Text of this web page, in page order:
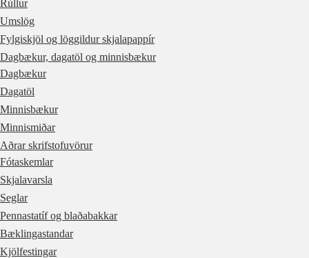
Rúllur
Umslög
Fylgiskjöl og löggildur skjalapappír
Dagbækur, dagatöl og minnisbækur
Dagbækur
Dagatöl
Minnisbækur
Minnismiðar
Aðrar skrifstofuvörur
Fótaskemlar
Skjalavarsla
Seglar
Pennastatíf og blaðabakkar
Bæklingastandar
Kjölfestingar